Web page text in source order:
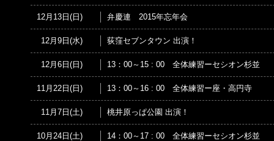
12月13日(日) 弁慶連 2015年忘年会
12月9日(水) 荻窪セブンタウン 出演！
12月6日(日) 13：00～15 : 00 全体練習ーセシオン杉並
11月22日(日) 13：00～16 : 00 全体練習ー座・高円寺
11月7日(土) 桃井原っぱ公園 出演！
10月24日(土) 14：00～17 : 00 全体練習ーセシオン杉並